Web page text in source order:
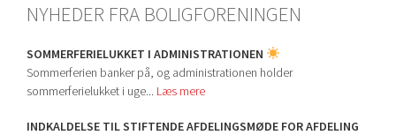
NYHEDER FRA BOLIGFORENINGEN
SOMMERFERIELUKKET I ADMINISTRATIONEN
Sommerferien banker på, og administrationen holder
sommerferielukket i uge... Læs mere
INDKALDELSE TIL STIFTENDE AFDELINGSMØDE FOR AFDELING